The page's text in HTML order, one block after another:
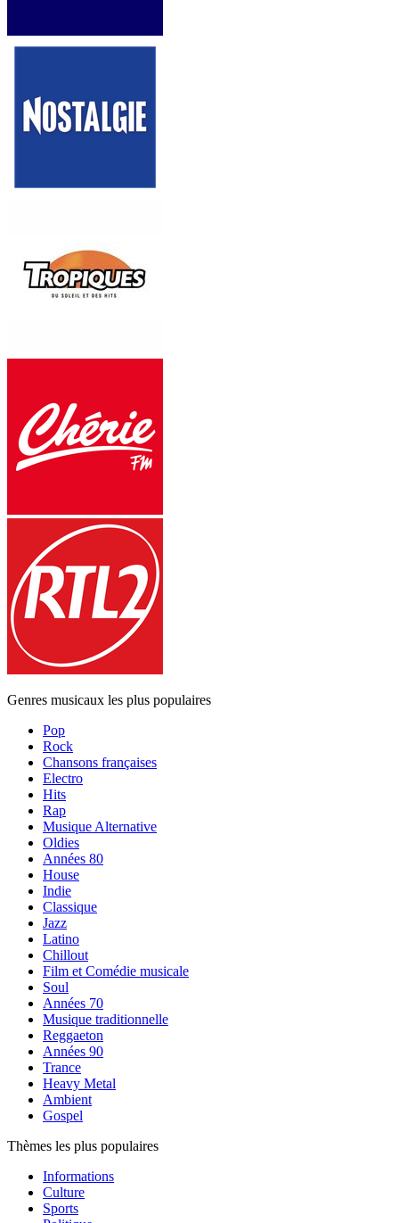
Genres musicaux les plus populaires
Pop
Rock
Chansons françaises
Electro
Hits
Rap
Musique Alternative
Oldies
Années 80
House
Indie
Classique
Jazz
Latino
Chillout
Film et Comédie musicale
Soul
Années 70
Musique traditionnelle
Reggaeton
Années 90
Trance
Heavy Metal
Ambient
Gospel
Thèmes les plus populaires
Informations
Culture
Sports